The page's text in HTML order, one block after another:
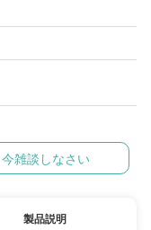
今雑談しなさい
製品説明